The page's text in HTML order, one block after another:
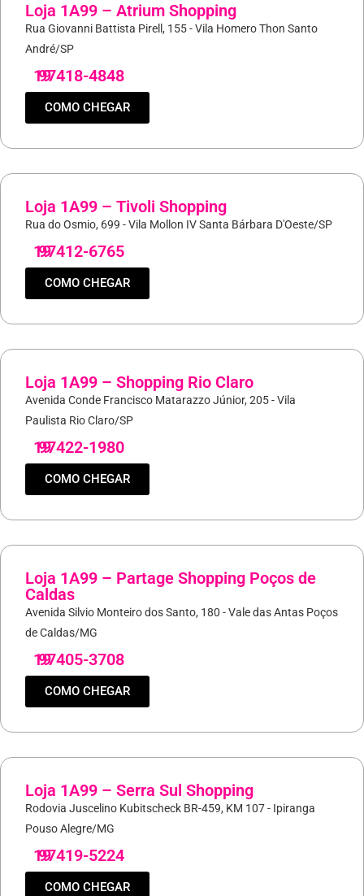
Loja 1A99 – Atrium Shopping
Rua Giovanni Battista Pirell, 155 - Vila Homero Thon Santo
André/SP
19
97418-4848
COMO CHEGAR
Loja 1A99 – Tivoli Shopping
Rua do Osmio, 699 - Vila Mollon IV Santa Bárbara D'Oeste/SP
19
97412-6765
COMO CHEGAR
Loja 1A99 – Shopping Rio Claro
Avenida Conde Francisco Matarazzo Júnior, 205 - Vila
Paulista Rio Claro/SP
19
97422-1980
COMO CHEGAR
Loja 1A99 – Partage Shopping Poços de
Caldas
Avenida Silvio Monteiro dos Santo, 180 - Vale das Antas Poços
de Caldas/MG
19
97405-3708
COMO CHEGAR
Loja 1A99 – Serra Sul Shopping
Rodovia Juscelino Kubitscheck BR-459, KM 107 - Ipiranga
Pouso Alegre/MG
19
97419-5224
COMO CHEGAR